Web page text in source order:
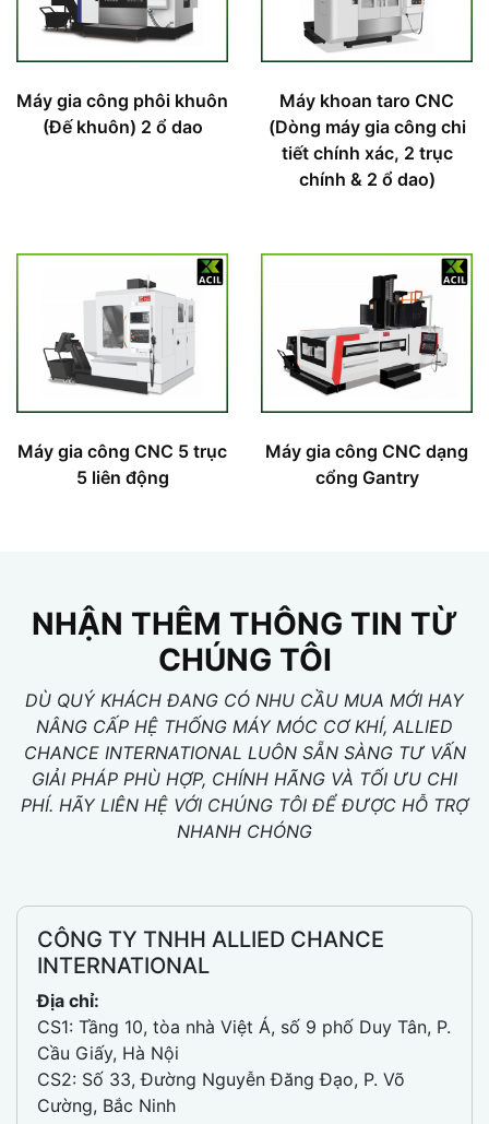
Máy gia công phôi khuôn
(Đế khuôn) 2 ổ dao
Máy khoan taro CNC
(Dòng máy gia công chi
tiết chính xác, 2 trục
chính & 2 ổ dao)
Máy gia công CNC 5 trục
5 liên động
Máy gia công CNC dạng
cổng Gantry
NHẬN THÊM THÔNG TIN TỪ
CHÚNG TÔI
DÙ QUÝ KHÁCH ĐANG CÓ NHU CẦU MUA MỚI HAY
NÂNG CẤP HỆ THỐNG MÁY MÓC CƠ KHÍ, ALLIED
CHANCE INTERNATIONAL LUÔN SẴN SÀNG TƯ VẤN
GIẢI PHÁP PHÙ HỢP, CHÍNH HÃNG VÀ TỐI ƯU CHI
PHÍ. HÃY LIÊN HỆ VỚI CHÚNG TÔI ĐỂ ĐƯỢC HỖ TRỢ
NHANH CHÓNG
CÔNG TY TNHH ALLIED CHANCE
INTERNATIONAL
Địa chỉ:
CS1: Tầng 10, tòa nhà Việt Á, số 9 phố Duy Tân, P.
Cầu Giấy, Hà Nội
CS2: Số 33, Đường Nguyễn Đăng Đạo, P. Võ
Cường, Bắc Ninh